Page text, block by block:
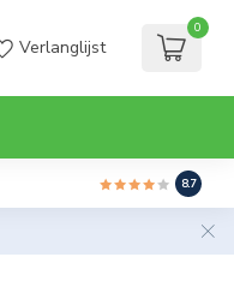
Verlanglijst
0
8.7